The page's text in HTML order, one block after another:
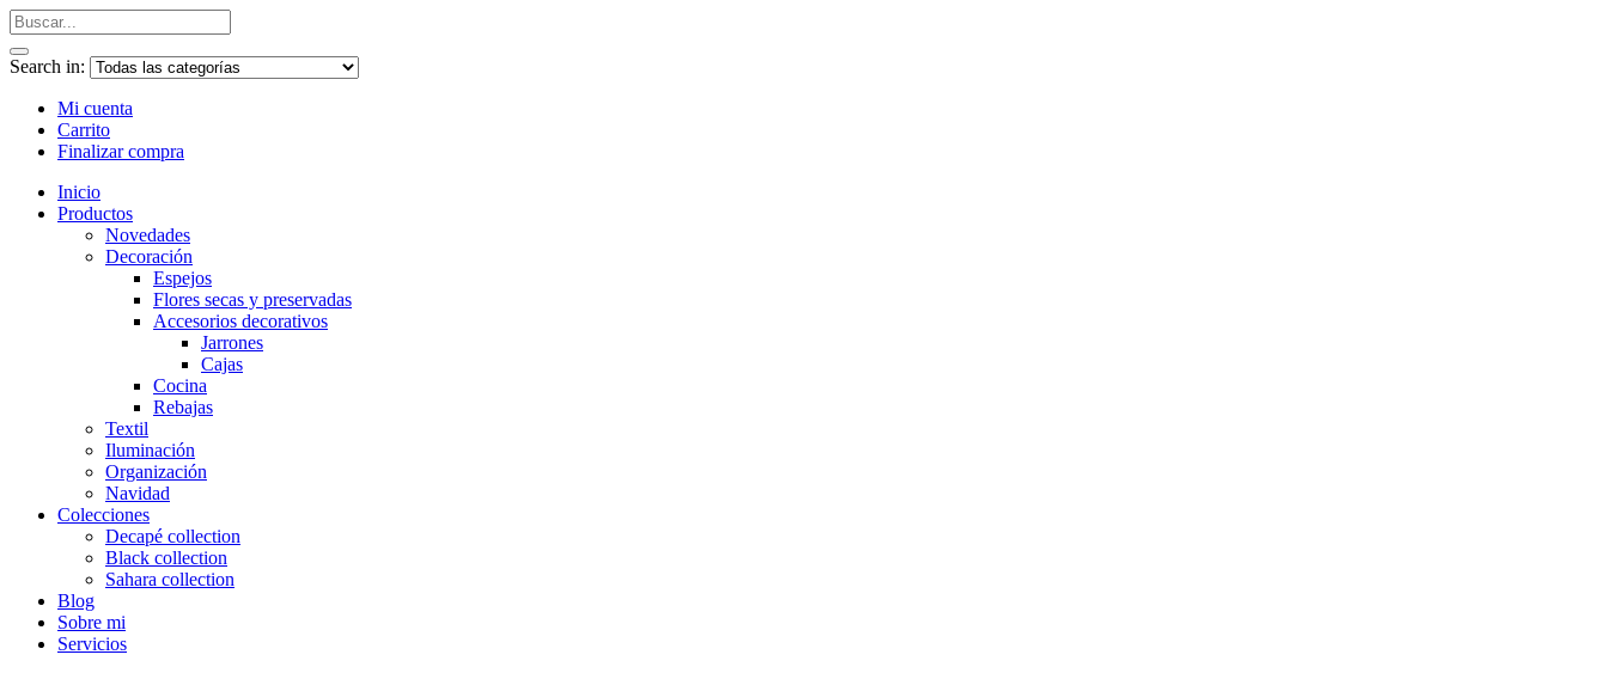
Search in:
Mi cuenta
Carrito
Finalizar compra
Inicio
Productos
Novedades
Decoración
Espejos
Flores secas y preservadas
Accesorios decorativos
Jarrones
Cajas
Cocina
Rebajas
Textil
Iluminación
Organización
Navidad
Colecciones
Decapé collection
Black collection
Sahara collection
Blog
Sobre mi
Servicios